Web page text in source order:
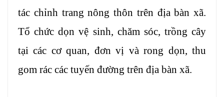
tác chỉnh trang nông thôn trên địa bàn xã.
Tổ chức dọn vệ sinh, chăm sóc, trồng cây
tại các cơ quan, đơn vị và rong dọn, thu
gom rác các tuyến đường trên địa bàn xã.